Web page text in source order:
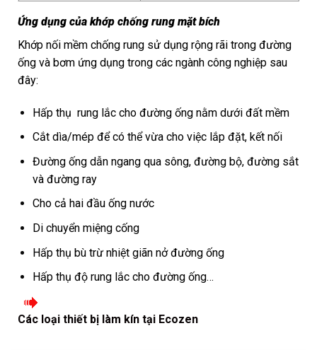
Ứng dụng của khớp chống rung mặt bích
Khớp nối mềm chống rung sử dụng rộng rãi trong đường
ống và bơm ứng dụng trong các ngành công nghiệp sau
đây:
Hấp thụ rung lắc cho đường ống nằm dưới đất mềm
Cắt dìa/mép để có thể vừa cho việc lắp đặt, kết nối
Đường ống dẫn ngang qua sông, đường bộ, đường sắt
và đường ray
Cho cả hai đầu ống nước
Di chuyển miệng cống
Hấp thụ bù trừ nhiệt giãn nở đường ống
Hấp thụ độ rung lắc cho đường ống…
Các loại thiết bị làm kín tại Ecozen